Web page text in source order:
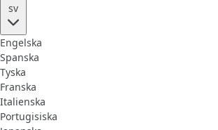
sv
Engelska
Spanska
Tyska
Franska
Italienska
Portugisiska